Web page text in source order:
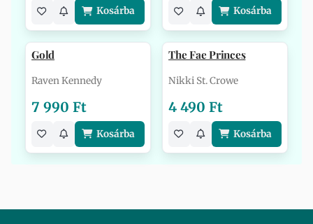
Kosárba Kosárba
Gold
Raven Kennedy
7 990 Ft
Kosárba
The Fae Princes
Nikki St. Crowe
4 490 Ft
Kosárba